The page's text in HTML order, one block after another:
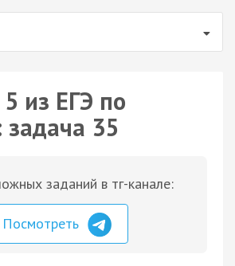
из ЕГЭ по
задача 35
заданий в тг-канале:
Посмотреть